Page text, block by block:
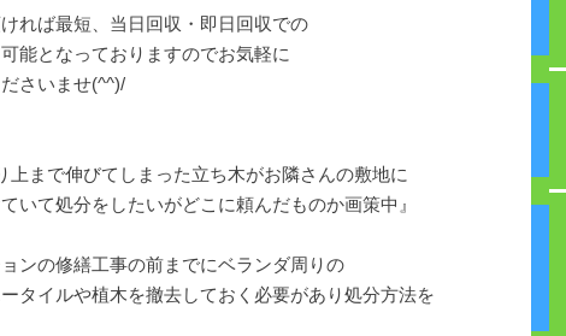
れば最短、当日回収・即日回収での
能となっておりますのでお気軽に
さいませ(^^)/
上まで伸びてしまった立ち木がお隣さんの敷地に
いて処分をしたいがどこに頼んだものか画策中』
ョンの修繕工事の前までにベランダ周りの
タイルや植木を撤去しておく必要があり処分方法を